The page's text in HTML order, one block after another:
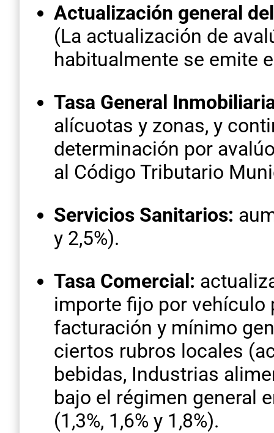
Actualización general
(La actualización de
habitualmente se emite
Tasa General
alícuotas y zonas, y
determinación por
al Código Tributario
Servicios Sanitarios:
y 2,5%).
Tasa Comercial:
importe fijo por vehículo
facturación y mínimo
ciertos rubros locales
bebidas, Industrias
bajo el régimen general
(1,3%, 1,6% y 1,8%).